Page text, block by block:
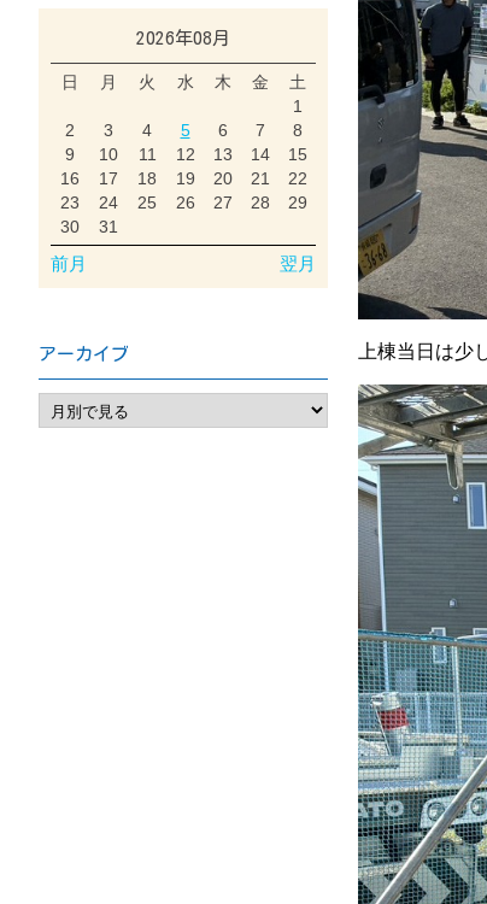
上棟当日は少
2026年08月
日 月 火 水 木 金
土
1
2
3 4 5 6 7
8
9
10 11 12 13 14
15
16
17 18 19 20 21
22
23
24 25 26 27 28
29
30
31
前月 翌月
アーカイブ